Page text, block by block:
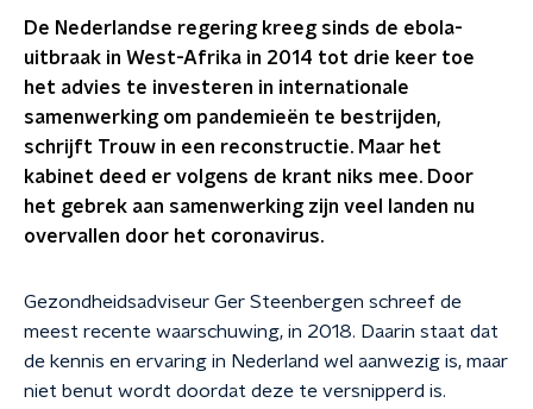
De Nederlandse regering kreeg sinds de ebola-
uitbraak in West-Afrika in 2014 tot drie keer toe
het advies te investeren in internationale
samenwerking om pandemieën te bestrijden,
schrijft Trouw in een reconstructie. Maar het
kabinet deed er volgens de krant niks mee. Door
het gebrek aan samenwerking zijn veel landen nu
overvallen door het coronavirus.
Gezondheidsadviseur Ger Steenbergen schreef de
meest recente waarschuwing, in 2018. Daarin staat dat
de kennis en ervaring in Nederland wel aanwezig is, maar
niet benut wordt doordat deze te versnipperd is.